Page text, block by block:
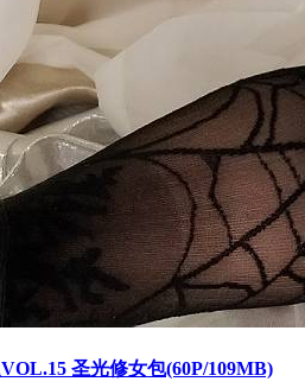
圣光修女包(60P/109MB)